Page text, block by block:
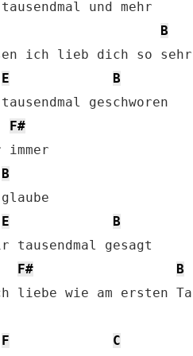
und mehr
B
ich lieb dich so sehr
E
B
geschworen
F#
B
E
B
gesagt
F#
B
liebe wie am ersten
F C